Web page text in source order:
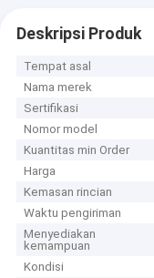
Deskripsi Produk
Tempat asal
Nama merek
Sertifikasi
Nomor model
Kuantitas min Order
Harga
Kemasan rincian
Waktu pengiriman
Menyediakan
kemampuan
Kondisi